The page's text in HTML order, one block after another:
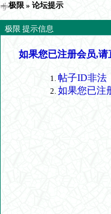
极限 » 论坛提示
极限 提示信息
如果您已注册会员,
帖子ID非法
如果您已注